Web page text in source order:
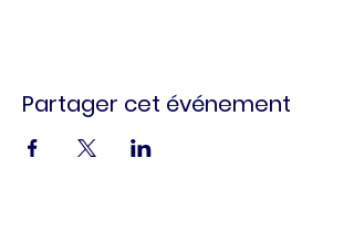
Partager cet événement